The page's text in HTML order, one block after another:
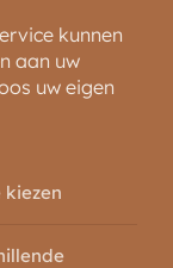
kunnen
aan uw
uw eigen